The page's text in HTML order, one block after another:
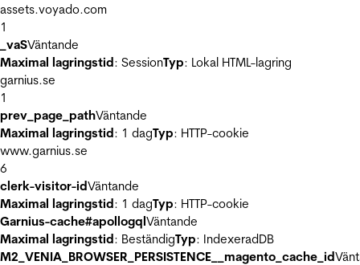
assets.voyado.com
1
_vaSVäntande
Maximal lagringstid: SessionTyp: Lokal HTML-lagring
garnius.se
1
prev_page_pathVäntande
Maximal lagringstid: 1 dagTyp: HTTP-cookie
www.garnius.se
6
clerk-visitor-idVäntande
Maximal lagringstid: 1 dagTyp: HTTP-cookie
Garnius-cache#apollogqlVäntande
Maximal lagringstid: BeständigTyp: IndexeradDB
M2_VENIA_BROWSER_PERSISTENCE__magento_cache_id